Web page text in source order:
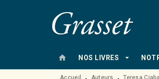
MENU RECHERCHE
home NOS LIVRES arrow_drop_down
Accueil Auteurs Teresa